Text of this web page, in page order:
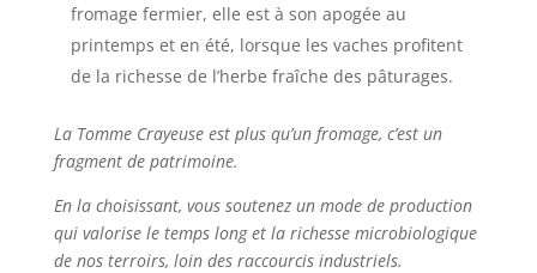
fromage fermier, elle est à son apogée au
printemps et en été, lorsque les vaches profitent
de la richesse de l’herbe fraîche des pâturages.
La Tomme Crayeuse est plus qu’un fromage, c’est un
fragment de patrimoine.
En la choisissant, vous soutenez un mode de production
qui valorise le temps long et la richesse microbiologique
de nos terroirs, loin des raccourcis industriels.